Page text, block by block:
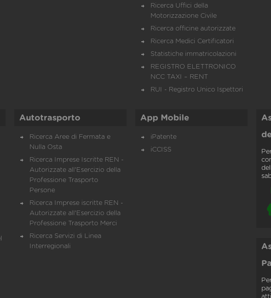
Ricerca Uffici della
Motorizzazione Civile
Ricerca officine autorizzate
Ricerca Medici Certificatori
Statistiche immatricolazioni
REGISTRO ELETTRONICO
NCC TAXI – RENT
RUI - Registro Unico Ispettori
Autotrasporto
Ricerca Aree di Fermata e
Nulla Osta
Ricerca Imprese Iscritte REN -
Autorizzate all'Esercizio della
Professione Trasporto
Persone
Ricerca Imprese iscritte REN -
Autorizzate all'Esercizio della
Professione Trasporto Merci
Ricerca Servizi di Linea
Interregionali
App Mobile
iPatente
iCCISS